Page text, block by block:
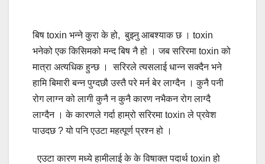
बिष toxin भन्ने कुरा के हो, बुझ्नु आबश्याक छ । toxin
भनेको एक किसिमको मन्द बिष नै हो । जब सरिरमा toxin को
मात्रा अत्यधिक हुन्छ । सरिरले त्यसलाई धान्न सक्दैन भने
हामि बिमारी बन्न पुग्दछौ उस्तै परे मर्न बेर लाग्दैन । कुनै पनी
रोग लाग्न को लागी कुनै न कुनै कारण नभैकन रोग लाग्दै
लाग्दैन । के कारणले गर्दा हाम्रो सरिरमा toxin ले प्रवेश
पाउदछ ? यो पनि एउटा महत्पूर्ण प्रश्न हो ।
एउटा कारण मध्ये हामीलाई के के विषाक्त पदार्थ toxin हो